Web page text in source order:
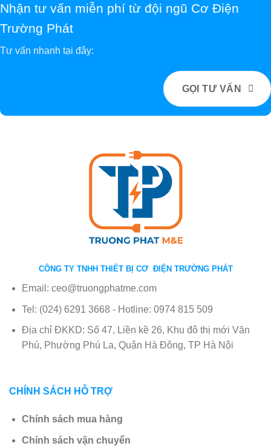
Nhận tư vấn miễn phí từ đội ngũ Cơ Điện
Trường Phát
Tư vấn nhanh tại đây:
GỌI TƯ VẤN
CÔNG TY TNHH THIẾT BỊ CƠ ĐIỆN TRƯỜNG PHÁT
Email: ceo@truongphatme.com
Tel: (024) 6291 3668 - Hotline: 0974 815 509
Địa chỉ ĐKKD: Số 47, Liền kề 26, Khu đô thị mới Văn
Phú, Phường Phú La, Quận Hà Đông, TP Hà Nội
CHÍNH SÁCH HỖ TRỢ
Chính sách mua hàng
Chính sách vận chuyển